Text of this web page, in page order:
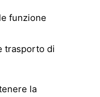
funzione
trasporto di
la